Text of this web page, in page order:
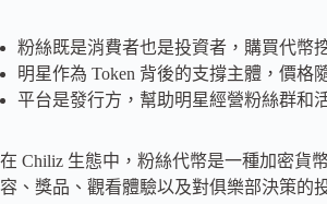
粉絲既是消費者也是投資者，購買代幣
明星作為 Token 背後的支撐主體，價格
平台是發行方，幫助明星經營粉絲群和
在 Chiliz 生態中，粉絲代幣是一種加密貨
容、獎品、觀看體驗以及對俱樂部決策的